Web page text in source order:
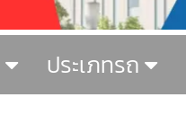
ประเภทรถ